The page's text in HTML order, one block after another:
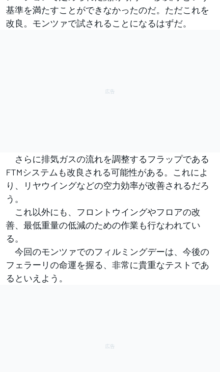
基準を満たすことができなかったのだ。ただこれを
改良。モンツァで試されることになるはずだ。
さらに排気ガスの流れを調整するフラップである
FTMシステムも改良される可能性がある。これによ
り、リヤウイングなどの空力効率が改善されるだろ
う。
これ以外にも、フロントウイングやフロアの改
善、最低重量の低減のための作業も行なわれてい
る。
今回のモンツァでのフィルミングデーは、今後の
フェラーリの命運を握る、非常に貴重なテストであ
るといえよう。